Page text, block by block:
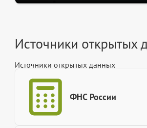
Источники открытых
Источники открытых данных
ФНС России